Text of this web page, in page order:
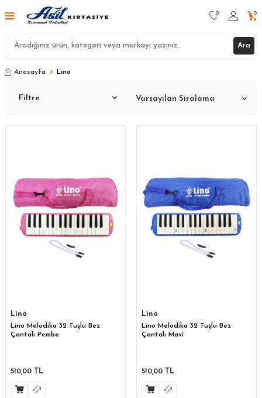
Ara
0 0
Anasayfa Lino
Filtre
Lino
Lino Melodika 32 Tuşlu Bez
Çantalı Pembe
510,00 TL
Lino
Lino Melodika 32 Tuşlu Bez
Çantalı Mavi
510,00 TL